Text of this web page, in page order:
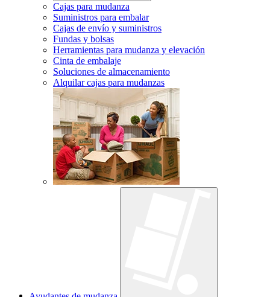
Cajas para mudanza
Suministros para embalar
Cajas de envío y suministros
Fundas y bolsas
Herramientas para mudanza y elevación
Cinta de embalaje
Soluciones de almacenamiento
Alquilar cajas para mudanzas